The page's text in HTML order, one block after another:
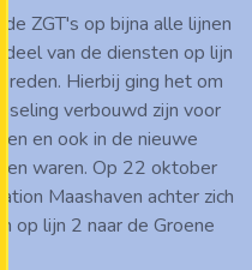
ZGT's op bijna alle lijnen
van de diensten op lijn
Hierbij ging het om
verbouwd zijn voor
en ook in de nieuwe
waren. Op 22 oktober
Maashaven achter zich
op lijn 2 naar de Groene